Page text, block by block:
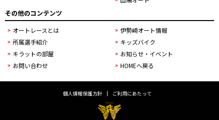
その他のコンテンツ
オートレースとは
伊勢崎オート情報
所属選手紹介
キッズバイク
キラットの部屋
お知らせ・イベント
お問い合わせ
HOMEへ戻る
個人情報保護方針 ご利用にあたって